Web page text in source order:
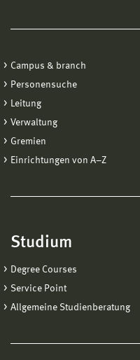
Campus & branch
Personensuche
Leitung
Verwaltung
Gremien
Einrichtungen von A−Z
Studium
Degree Courses
Service Point
Allgemeine Studienberatung